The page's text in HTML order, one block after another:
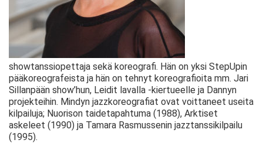
showtanssiopettaja sekä koreografi. Hän on yksi StepUpin
pääkoreografeista ja hän on tehnyt koreografioita mm. Jari
Sillanpään show’hun, Leidit lavalla -kiertueelle ja Dannyn
projekteihin. Mindyn jazzkoreografiat ovat voittaneet useita
kilpailuja; Nuorison taidetapahtuma (1988), Arktiset
askeleet (1990) ja Tamara Rasmussenin jazztanssikilpailu
(1995).